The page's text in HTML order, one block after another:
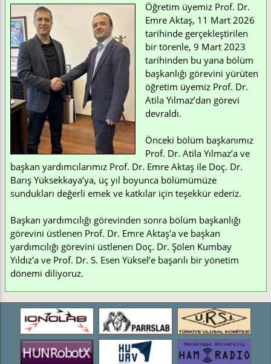
Öğretim üyemiz Prof. Dr.
Emre Aktaş, 11 Mart 2026
tarihinde gerçekleştirilen
bir törenle, 9 Mart 2023
tarihinden bu yana bölüm
başkanlığı görevini yürüten
öğretim üyemiz Prof. Dr.
Atila Yılmaz’dan görevi
devraldı.
Önceki bölüm başkanımız
Prof. Dr. Atila Yılmaz’a ve
başkan yardımcılarımız Prof. Dr. Emre Aktaş ile Doç. Dr.
Barış Yüksekkaya’ya, üç yıl boyunca bölümümüze
sundukları değerli emek ve katkılar için teşekkür ederiz.
Başkan yardımcılığı görevinden sonra bölüm başkanlığı
görevini üstlenen Prof. Dr. Emre Aktaş'a ve başkan
yardımcılığı görevini üstlenen Doç. Dr. Şölen Kumbay
Yıldız'a ve Prof. Dr. S. Esen Yüksel’e başarılı bir yönetim
dönemi diliyoruz.